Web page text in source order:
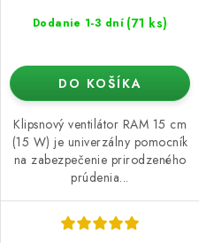
Dodanie 1-3 dní (71 ks)
DO KOŠÍKA
Klipsnový ventilátor RAM 15 cm
(15 W) je univerzálny pomocník
na zabezpečenie prirodzeného
prúdenia...